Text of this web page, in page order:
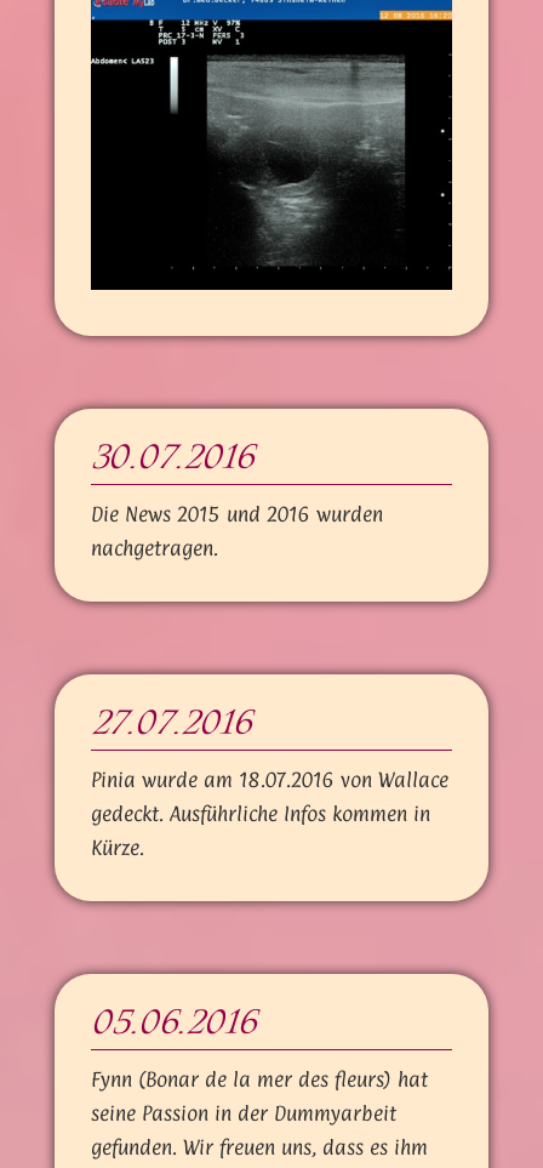
30.07.2016
Die News 2015 und 2016 wurden
nachgetragen.
27.07.2016
Pinia wurde am 18.07.2016 von Wallace
gedeckt. Ausführliche Infos kommen in
Kürze.
05.06.2016
Fynn (Bonar de la mer des fleurs) hat
seine Passion in der Dummyarbeit
gefunden. Wir freuen uns, dass es ihm